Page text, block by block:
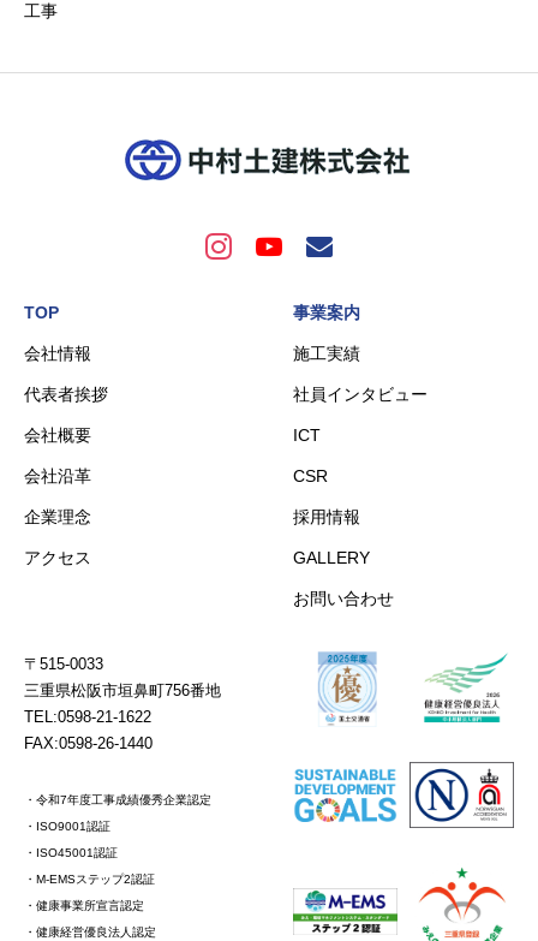
工事
TOP
会社情報
代表者挨拶
会社概要
会社沿革
企業理念
アクセス
事業案内
施工実績
社員インタビュー
ICT
CSR
採用情報
GALLERY
お問い合わせ
〒515-0033
三重県松阪市垣鼻町756番地
TEL:0598-21-1622
FAX:0598-26-1440
・令和7年度工事成績優秀企業認定
・ISO9001認証
・ISO45001認証
・M-EMSステップ2認証
・健康事業所宣言認定
・健康経営優良法人認定